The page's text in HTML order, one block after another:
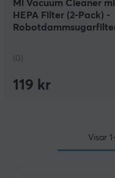
Mi Vacuum Cleaner
HEPA Filter (2-Pack) -
(0)
119 kr
Visar